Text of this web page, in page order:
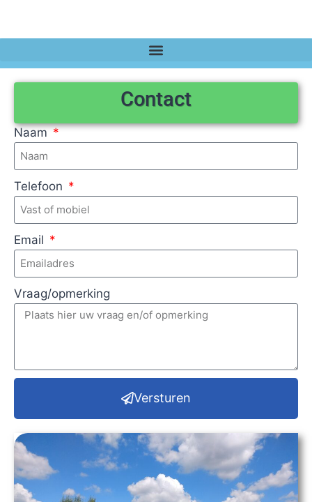
Contact
Naam
Telefoon
Email
Vraag/opmerking
Versturen